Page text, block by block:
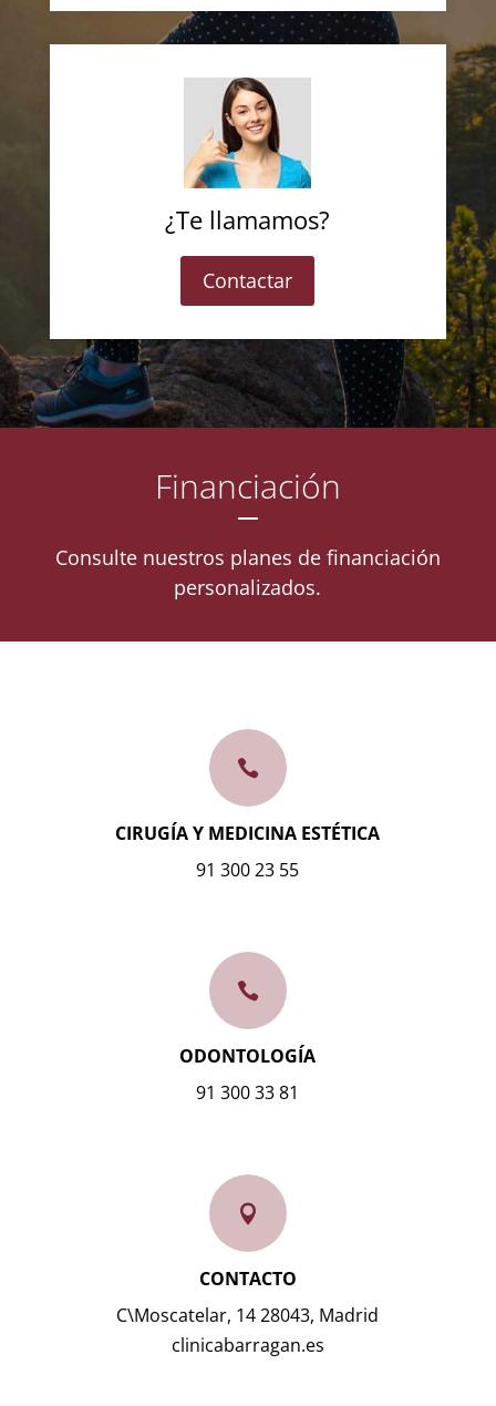
¿Te llamamos?
Contactar
Financiación
Consulte nuestros planes de financiación
personalizados.

CIRUGÍA Y MEDICINA ESTÉTICA
91 300 23 55

ODONTOLOGÍA
91 300 33 81

CONTACTO
C\Moscatelar, 14 28043, Madrid
clinicabarragan.es